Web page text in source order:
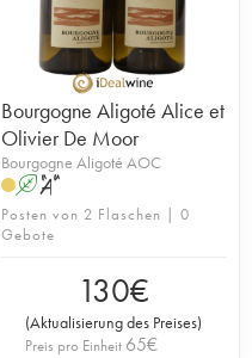
Bourgogne Aligoté Alice et
Olivier De Moor
Bourgogne Aligoté AOC
A S
Posten von 2 Flaschen | 0
Gebote
130€
(Aktualisierung des Preises)
Preis pro Einheit 65€